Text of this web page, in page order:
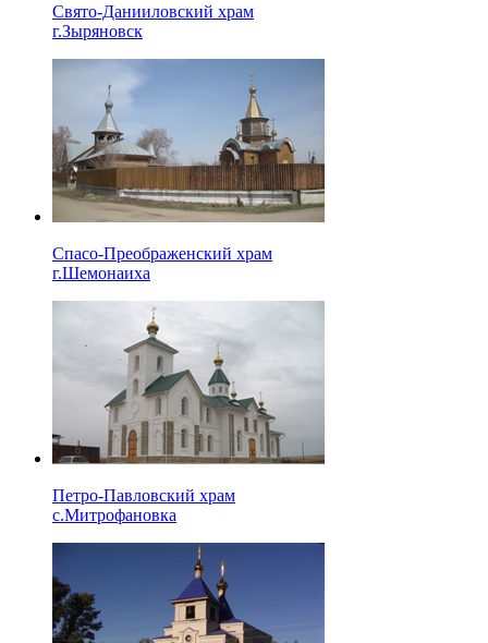
Свято-Данииловский храм
г.Зыряновск
Спасо-Преображенский храм
г.Шемонаиха
Петро-Павловский храм
с.Митрофановка